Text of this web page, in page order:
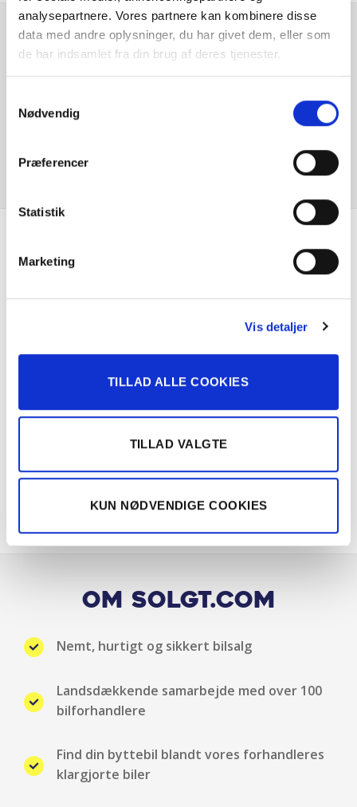
analysepartnere. Vores partnere kan kombinere disse
data med andre oplysninger, du har givet dem, eller som
de har indsamlet fra din brug af deres tjenester.
Nødvendig
Præferencer
Statistik
Marketing
Vis detaljer
TILLAD ALLE COOKIES
TILLAD VALGTE
KUN NØDVENDIGE COOKIES
Centrallås
DC Hurtiglader
Digital instrumentering
Elruder for
Fartbegrænser
Fuld LED forlygter
Håndfri telefon
Hastighedsbegrænser
Klimaanlæg
Kørecomputer
Er du interesseret i
denne bil?
Om Solgt.com
Nemt, hurtigt og sikkert bilsalg
Landsdækkende samarbejde med over 100
bilforhandlere
Find din byttebil blandt vores forhandleres
klargjorte biler